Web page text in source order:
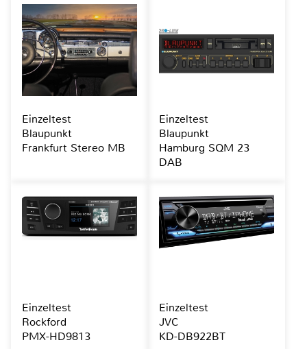
Einzeltest
Blaupunkt
Frankfurt Stereo MB
Einzeltest
Blaupunkt
Hamburg SQM 23
DAB
Einzeltest
Rockford
PMX-HD9813
Einzeltest
JVC
KD-DB922BT